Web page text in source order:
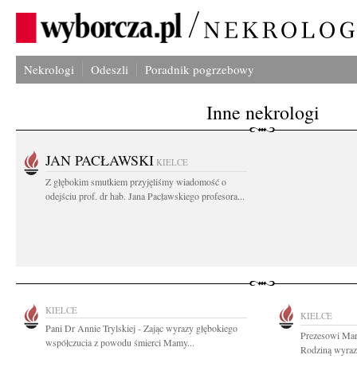
Nekrologi Odeszli Poradnik pogrzebowy
Inne nekrologi
JAN PACŁAWSKI KIELCE
Z głębokim smutkiem przyjęliśmy wiadomość o
odejściu prof. dr hab. Jana Pacławskiego profesora...
KIELCE
Pani Dr Annie Trylskiej - Zając wyrazy głębokiego
współczucia z powodu śmierci Mamy...
KIELCE
Prezesowi
Rodziną